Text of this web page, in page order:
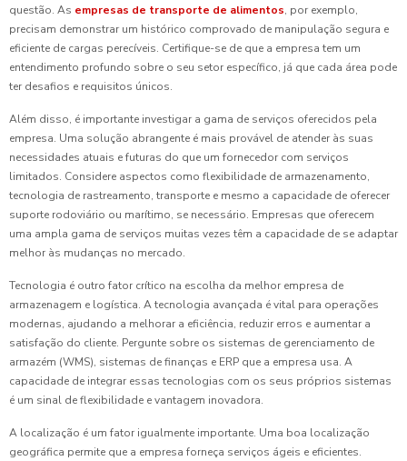
questão. As empresas de transporte de alimentos, por exemplo,
precisam demonstrar um histórico comprovado de manipulação segura e
eficiente de cargas perecíveis. Certifique-se de que a empresa tem um
entendimento profundo sobre o seu setor específico, já que cada área pode
ter desafios e requisitos únicos.
Além disso, é importante investigar a gama de serviços oferecidos pela
empresa. Uma solução abrangente é mais provável de atender às suas
necessidades atuais e futuras do que um fornecedor com serviços
limitados. Considere aspectos como flexibilidade de armazenamento,
tecnologia de rastreamento, transporte e mesmo a capacidade de oferecer
suporte rodoviário ou marítimo, se necessário. Empresas que oferecem
uma ampla gama de serviços muitas vezes têm a capacidade de se adaptar
melhor às mudanças no mercado.
Tecnologia é outro fator crítico na escolha da melhor empresa de
armazenagem e logística. A tecnologia avançada é vital para operações
modernas, ajudando a melhorar a eficiência, reduzir erros e aumentar a
satisfação do cliente. Pergunte sobre os sistemas de gerenciamento de
armazém (WMS), sistemas de finanças e ERP que a empresa usa. A
capacidade de integrar essas tecnologias com os seus próprios sistemas
é um sinal de flexibilidade e vantagem inovadora.
A localização é um fator igualmente importante. Uma boa localização
geográfica permite que a empresa forneça serviços ágeis e eficientes.